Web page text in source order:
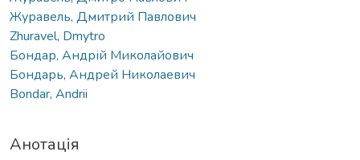
Журавель, Дмитрий Павлович
Zhuravel, Dmytro
Бондар, Андрій Миколайович
Бондарь, Андрей Николаевич
Bondar, Andrii
Анотація